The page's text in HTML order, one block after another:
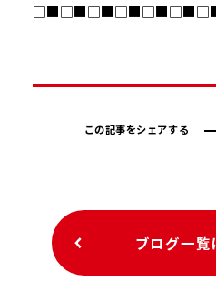
この記事をシェアする
ブログ一覧